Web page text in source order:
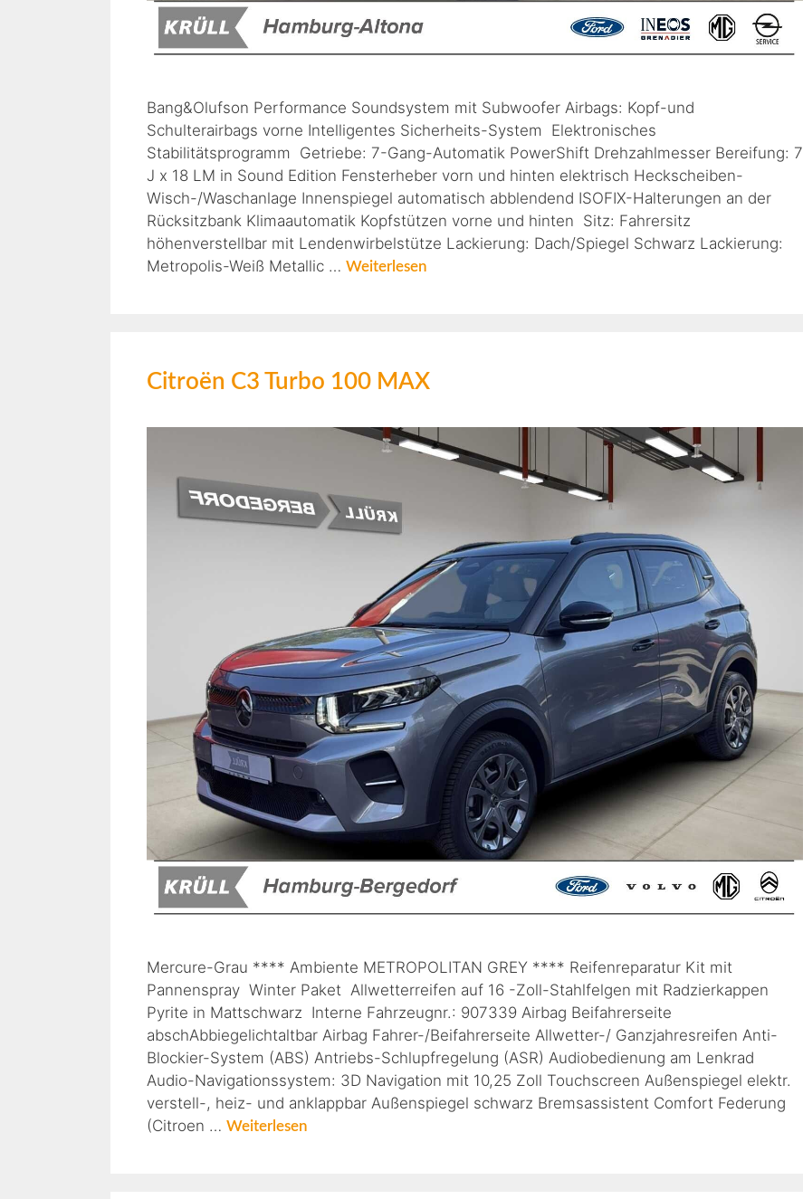
Bang&Olufson Performance Soundsystem mit Subwoofer Airbags: Kopf-und
Schulterairbags vorne Intelligentes Sicherheits-System Elektronisches
Stabilitätsprogramm Getriebe: 7-Gang-Automatik PowerShift Drehzahlmesser Bereifung: 7
J x 18 LM in Sound Edition Fensterheber vorn und hinten elektrisch Heckscheiben-
Wisch-/Waschanlage Innenspiegel automatisch abblendend ISOFIX-Halterungen an der
Rücksitzbank Klimaautomatik Kopfstützen vorne und hinten Sitz: Fahrersitz
höhenverstellbar mit Lendenwirbelstütze Lackierung: Dach/Spiegel Schwarz Lackierung:
Metropolis-Weiß Metallic … Weiterlesen
Citroën C3 Turbo 100 MAX
Mercure-Grau **** Ambiente METROPOLITAN GREY **** Reifenreparatur Kit mit
Pannenspray Winter Paket Allwetterreifen auf 16 -Zoll-Stahlfelgen mit Radzierkappen
Pyrite in Mattschwarz Interne Fahrzeugnr.: 907339 Airbag Beifahrerseite
abschAbbiegelichtaltbar Airbag Fahrer-/Beifahrerseite Allwetter-/ Ganzjahresreifen Anti-
Blockier-System (ABS) Antriebs-Schlupfregelung (ASR) Audiobedienung am Lenkrad
Audio-Navigationssystem: 3D Navigation mit 10,25 Zoll Touchscreen Außenspiegel elektr.
verstell-, heiz- und anklappbar Außenspiegel schwarz Bremsassistent Comfort Federung
(Citroen … Weiterlesen